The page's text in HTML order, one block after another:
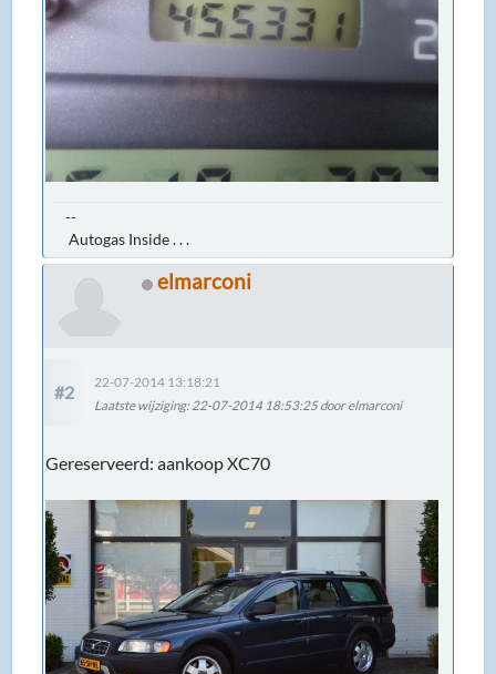
--
Autogas Inside . . .
elmarconi
#2
22-07-2014 13:18:21
Laatste wijziging: 22-07-2014 18:53:25 door elmarconi
Gereserveerd: aankoop XC70